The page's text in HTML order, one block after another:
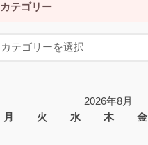
カテゴリー
2026年8月
月
火 水 木 金